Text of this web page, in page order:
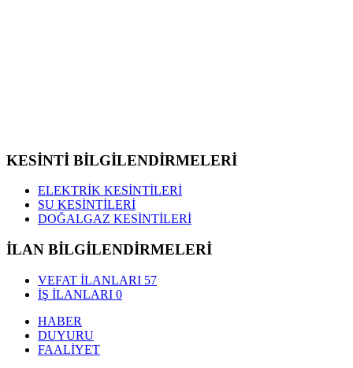
KESİNTİ BİLGİLENDİRMELERİ
ELEKTRİK KESİNTİLERİ
SU KESİNTİLERİ
DOĞALGAZ KESİNTİLERİ
İLAN BİLGİLENDİRMELERİ
VEFAT İLANLARI 57
İŞ İLANLARI 0
HABER
DUYURU
FAALİYET